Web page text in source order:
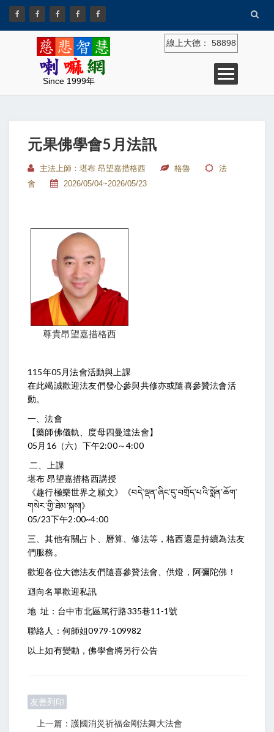
Since 1999年
線上大德： 58898
元果佛學會5月法訊
主法上師：堪布 昂望嘉措格西 格魯
法
會
2026/05/04~2026/05/23
尊貴昂望嘉措格西
115年05月法會活動與上課
在此竭誠歡迎法友們發心參與共修亦或隨喜參贊法會活
動。
一、法會
【藥師佛儀軌、度母四曼達法會】
05月16（六）下午2:00～4:00
二、上課
堪布 昂望嘉措格西講授
《趣行極樂世界之願文》《བདེ་ལྡན་ཞིང་དུ་བགྲོད་པའི་སྨོན་ཆོག་
གསེར་གྱི་ཐེམ་སྐས།》
05/23下午2:00~4:00
三、其他有關占卜、曆算、修法等，格西還是持續為法友
們服務。
歡迎各位大德法友們隨喜參贊法會、供燈，阿彌陀佛！
迴向名單歡迎私訊
地 址：台中市北區篤行路335巷11-1號
聯絡人：何師姐0979-109982
以上如有變動，佛學會將另行公告
友善列印
上一篇：護國消災祈福金剛法舞大法會